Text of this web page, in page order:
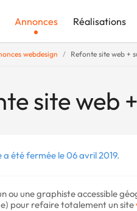
Annonces Réalisations
webdesign Refonte site web +
site web
a été fermée le 06 avril 2019.
ou une graphiste accessible
pour refaire totalement un site